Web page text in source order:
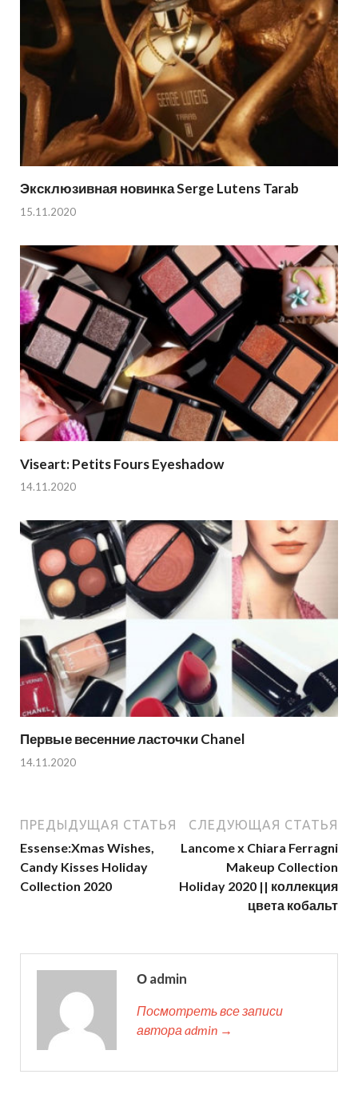
Эксклюзивная новинка Serge Lutens Tarab
15.11.2020
Viseart: Petits Fours Eyeshadow
14.11.2020
Первые весенние ласточки Chanel
14.11.2020
ПРЕДЫДУЩАЯ СТАТЬЯ
Essense:Xmas Wishes,
Candy Kisses Holiday
Collection 2020
СЛЕДУЮЩАЯ СТАТЬЯ
Lancome x Chiara Ferragni
Makeup Collection
Holiday 2020 || коллекция
цвета кобальт
О admin
Посмотреть все записи
автора admin →